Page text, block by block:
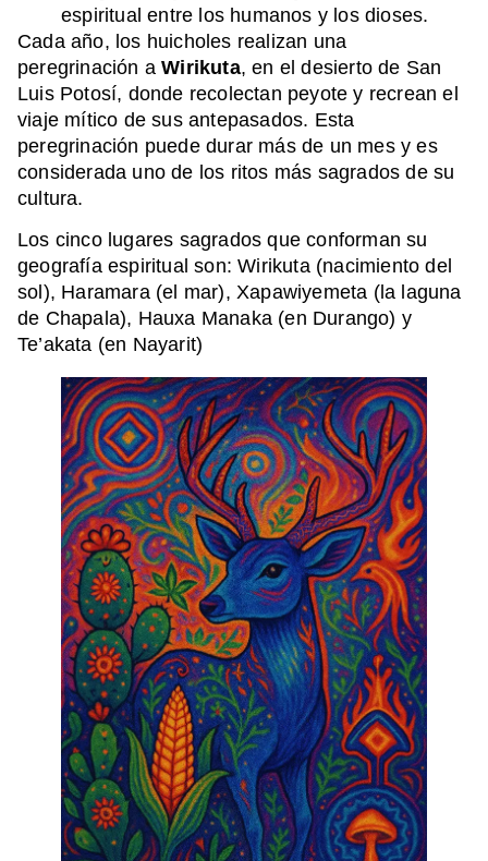
espiritual entre los humanos y los dioses.
Cada año, los huicholes realizan una
peregrinación aWirikuta, en el desierto de San
Luis Potosí, donde recolectan peyote y recrean el
viaje mítico de sus antepasados. Esta
peregrinación puede durar más de un mes y es
considerada uno de los ritos más sagrados de su
cultura.
Los cinco lugares sagrados que conforman su
geografía espiritual son: Wirikuta (nacimiento del
sol), Haramara (el mar), Xapawiyemeta (la laguna
de Chapala), Hauxa Manaka (en Durango) y
Te’akata (en Nayarit)